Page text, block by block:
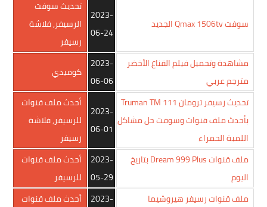
سوفت Qmax 1506tv الجديد
2023-
06-24
تحديث سوفت
الرسيفر,فلاشة
رسيفر
مشاهدة وتحميل فيلم القناع الأخضر
مترجم عربي
2023-
06-06
كوميدي
تحديث رسيفر ترومان Truman TM 111
بأحدث ملف قنوات وسوفت حل مشاكل
اللمبة الحمراء
2023-
06-01
أحدث ملف قنوات
للرسيفر,فلاشة
رسيفر
ملف قنوات Dream 999 Plus بتاريخ
اليوم
2023-
05-29
أحدث ملف قنوات
للرسيفر
ملف قنوات رسيفر هيروشيما
2023-
أحدث ملف قنوات